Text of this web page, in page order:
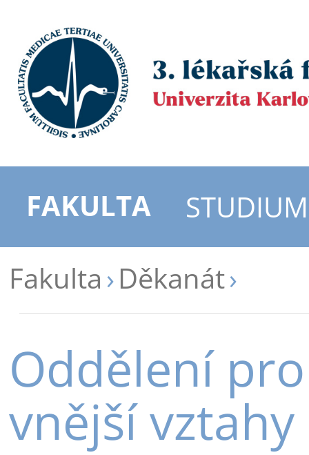
FAKULTA
STUDIUM
Fakulta Děkanát
Oddělení
vnější vztahy